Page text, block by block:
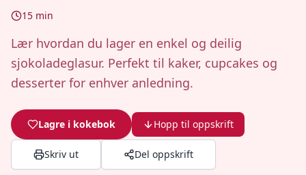
15 min
Lær hvordan du lager en enkel og deilig
sjokoladeglasur. Perfekt til kaker, cupcakes og
desserter for enhver anledning.
Lagre i kokebok Hopp til oppskrift
Skriv ut Del oppskrift